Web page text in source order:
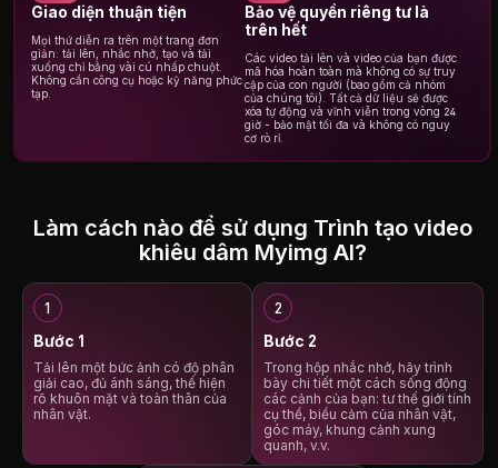
Giao diện thuận tiện
Mọi thứ diễn ra trên một trang đơn
giản: tải lên, nhắc nhở, tạo và tải
xuống chỉ bằng vài cú nhấp chuột.
Không cần công cụ hoặc kỹ năng phức
tạp.
Bảo vệ quyền riêng tư là
trên hết
Các video tải lên và video của bạn được
mã hóa hoàn toàn mà không có sự truy
cập của con người (bao gồm cả nhóm
của chúng tôi). Tất cả dữ liệu sẽ được
xóa tự động và vĩnh viễn trong vòng 24
giờ - bảo mật tối đa và không có nguy
cơ rò rỉ.
Làm cách nào để sử dụng Trình tạo video
khiêu dâm Myimg AI?
Bước 1
Tải lên một bức ảnh có độ phân
giải cao, đủ ánh sáng, thể hiện
rõ khuôn mặt và toàn thân của
nhân vật.
Bước 2
Trong hộp nhắc nhở, hãy trình
bày chi tiết một cách sống động
các cảnh của bạn: tư thế giới tính
cụ thể, biểu cảm của nhân vật,
góc máy, khung cảnh xung
quanh, v.v.